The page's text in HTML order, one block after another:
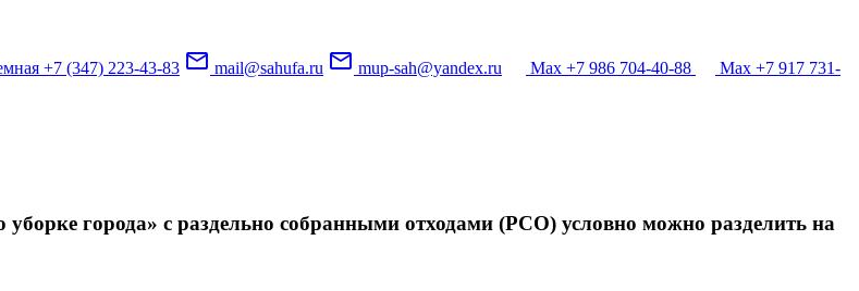
+7 (347) 223-43-83 mail_outline mail@sahufa.ru mail_outline mup-sah@yandex.ru Max +7 986 704-40-88
Max +7 917 731-
города» с раздельно собранными отходами (РСО) условно можно разделить на